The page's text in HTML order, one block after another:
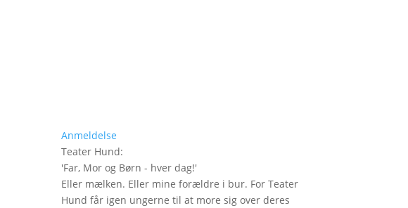
Anmeldelse
Teater Hund:
'Far, Mor og Børn - hver dag!'
Eller mælken. Eller mine forældre i bur. For Teater
Hund får igen ungerne til at more sig over deres